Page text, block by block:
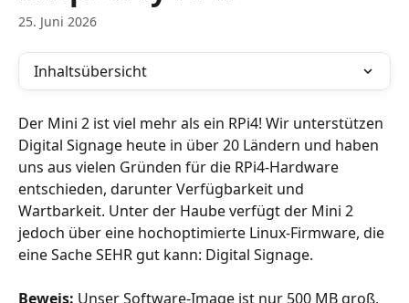
25. Juni 2026
Inhaltsübersicht
Der Mini 2 ist viel mehr als ein RPi4! Wir unterstützen
Digital Signage heute in über 20 Ländern und haben
uns aus vielen Gründen für die RPi4-Hardware
entschieden, darunter Verfügbarkeit und
Wartbarkeit. Unter der Haube verfügt der Mini 2
jedoch über eine hochoptimierte Linux-Firmware, die
eine Sache SEHR gut kann: Digital Signage.
Beweis: Unser Software-Image ist nur 500 MB groß,